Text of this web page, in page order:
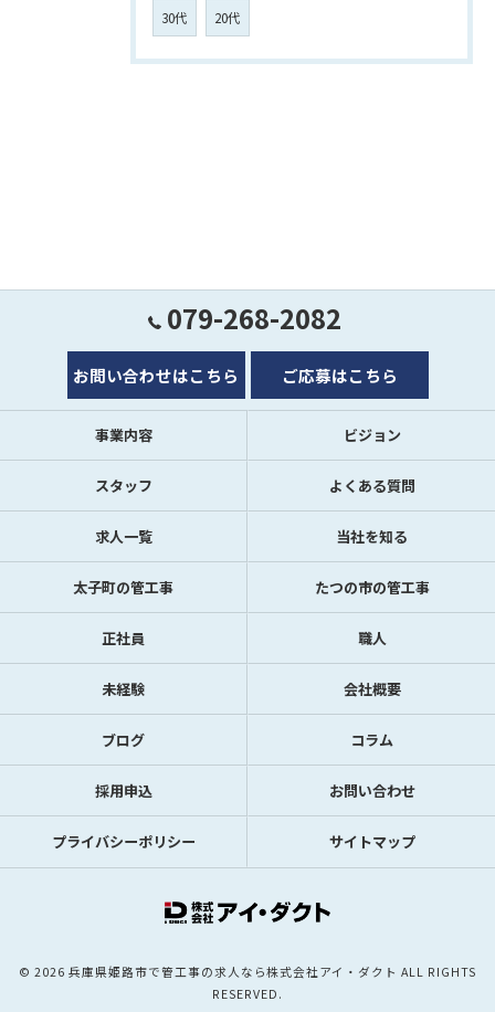
30代 20代
079-268-2082
お問い合わせはこちら ご応募はこちら
事業内容 ビジョン
スタッフ よくある質問
求人一覧 当社を知る
太子町の管工事 たつの市の管工事
正社員 職人
未経験 会社概要
ブログ コラム
採用申込 お問い合わせ
プライバシーポリシー サイトマップ
© 2026 兵庫県姫路市で管工事の求人なら株式会社アイ・ダクト ALL RIGHTS
RESERVED.